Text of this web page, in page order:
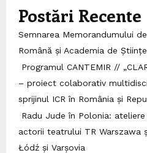
Postări Recente
Semnarea Memorandumului
Română și Academia de
Programul CANTEMIR //
– proiect colaborativ
sprijinul ICR în România și
Radu Jude în Polonia:
actorii teatrului TR Warszawa
Łódź și Varșovia